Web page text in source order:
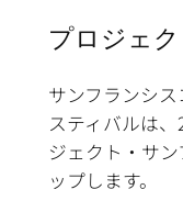
プロジェ
サンフランシ
スティバルは
ジェクト・サ
ップします。